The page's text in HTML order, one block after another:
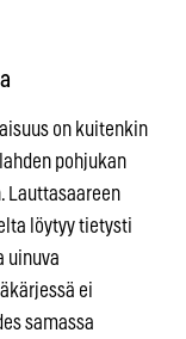
on kuitenkin
pohjukan
. Lauttasaareen
löytyy tietysti
uinuva
ei
samassa